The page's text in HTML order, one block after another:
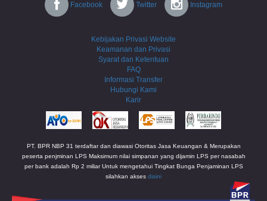
Facebook Twitter Instagram
Kebijakan Privasi Website
Keamanan dan Privasi
Syarat dan Ketentuan
FAQ
Informasi Transfer
Hubungi Kami
Karir
PT. BPR NBP 31 terdaftar dan diawasi Otoritas Jasa Keuangan & Merupakan
peserta penjminan LPS Maksimum nilai simpanan yang dijamin LPS per nasabah
per bank adalah Rp 2 miliar Untuk mengetahui Tingkat Bunga Penjaminan LPS
silahkan akses disini